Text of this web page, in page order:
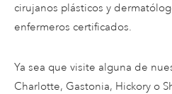
cirujanos plásticos y
enfermeros certificados.
Ya sea que visite alguna de
Charlotte, Gastonia, Hickory o